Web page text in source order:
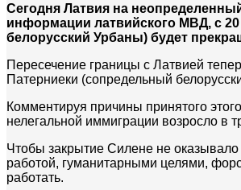
Сегодня Латвия на
информации латвийского МВД, с
белорусский Урбаны) будет
Пересечение границы с Латвией
Патерниеки (сопредельный
Комментируя причины принятого
нелегальной иммиграции возросло в
Чтобы закрытие Силене не
работой, гуманитарными целями,
работать.